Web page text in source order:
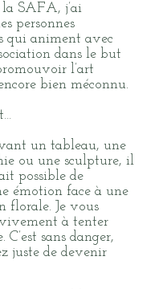
SAFA, j’ai
personnes
qui animent avec
dans le but
l’art
bien méconnu.
un tableau, une
ou une sculpture, il
possible de
émotion face à une
florale. Je vous
à tenter
C’est sans danger,
juste de devenir